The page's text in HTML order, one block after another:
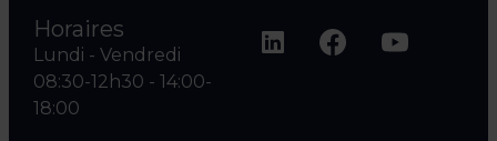
Horaires
Lundi - Vendredi
08:30-12h30 - 14:00-
18:00